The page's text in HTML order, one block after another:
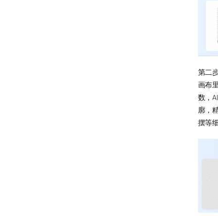
第二
画布
数，
廓，
摆等